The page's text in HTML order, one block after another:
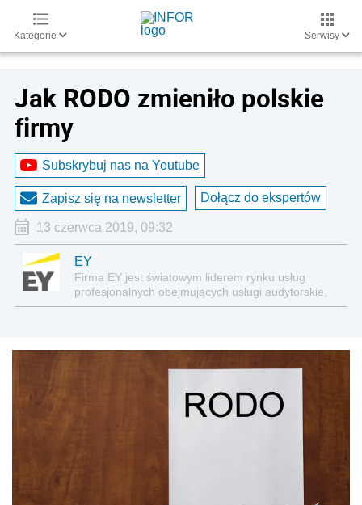
Kategorie Serwisy
Jak RODO zmieniło polskie
firmy
Subskrybuj nas na Youtube
Zapisz się na newsletter Dołącz do ekspertów
13 czerwca 2019, 09:32
EY
Firma EY jest światowym liderem rynku usług
profesjonalnych obejmujących usługi audytorskie,
doradztwo podatkowe, doradztwo biznesowe i